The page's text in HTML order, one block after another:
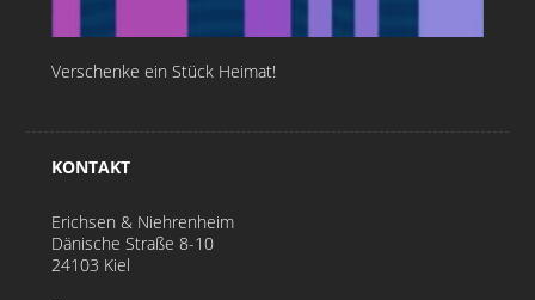
Verschenke ein Stück Heimat!
KONTAKT
Erichsen & Niehrenheim
Dänische Straße 8-10
24103 Kiel